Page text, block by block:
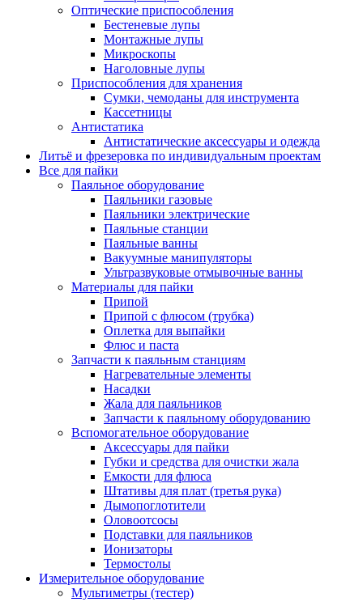
Оптические приспособления
Бестеневые лупы
Монтажные лупы
Микроскопы
Наголовные лупы
Приспособления для хранения
Сумки, чемоданы для инструмента
Кассетницы
Антистатика
Антистатические аксессуары и одежда
Литьё и фрезеровка по индивидуальным проектам
Все для пайки
Паяльное оборудование
Паяльники газовые
Паяльники электрические
Паяльные станции
Паяльные ванны
Вакуумные манипуляторы
Ультразвуковые отмывочные ванны
Материалы для пайки
Припой
Припой с флюсом (трубка)
Оплетка для выпайки
Флюс и паста
Запчасти к паяльным станциям
Нагревательные элементы
Насадки
Жала для паяльников
Запчасти к паяльному оборудованию
Вспомогательное оборудование
Аксессуары для пайки
Губки и средства для очистки жала
Емкости для флюса
Штативы для плат (третья рука)
Дымопоглотители
Оловоотсосы
Подставки для паяльников
Ионизаторы
Термостолы
Измерительное оборудование
Мультиметры (тестер)